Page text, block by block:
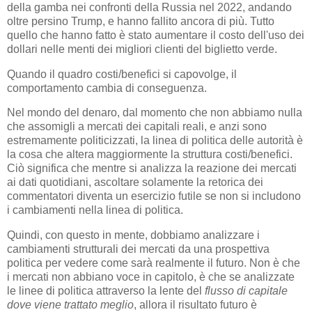
della gamba nei confronti della Russia nel 2022, andando
oltre persino Trump, e hanno fallito ancora di più. Tutto
quello che hanno fatto è stato aumentare il costo dell'uso dei
dollari nelle menti dei migliori clienti del biglietto verde.
Quando il quadro costi/benefici si capovolge, il
comportamento cambia di conseguenza.
Nel mondo del denaro, dal momento che non abbiamo nulla
che assomigli a mercati dei capitali reali, e anzi sono
estremamente politicizzati, la linea di politica delle autorità è
la cosa che altera maggiormente la struttura costi/benefici.
Ciò significa che mentre si analizza la reazione dei mercati
ai dati quotidiani, ascoltare solamente la retorica dei
commentatori diventa un esercizio futile se non si includono
i cambiamenti nella linea di politica.
Quindi, con questo in mente, dobbiamo analizzare i
cambiamenti strutturali dei mercati da una prospettiva
politica per vedere come sarà realmente il futuro. Non è che
i mercati non abbiano voce in capitolo, è che se analizzate
le linee di politica attraverso la lente del flusso di capitale
dove viene trattato meglio, allora il risultato futuro è